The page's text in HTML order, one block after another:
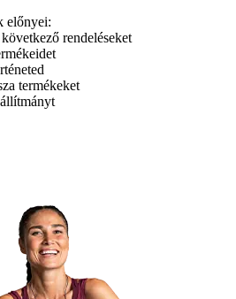
előnyei:
rendeléseket
termékeket